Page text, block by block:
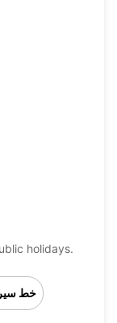
holidays.
خط سير